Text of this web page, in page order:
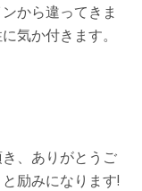
から違ってきま
気か付きます。
、ありがとうご
励みになります!